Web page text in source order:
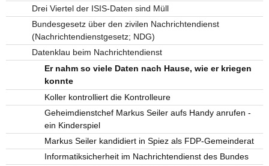
Drei Viertel der ISIS-Daten sind Müll
Bundesgesetz über den zivilen Nachrichtendienst
(Nachrichtendienstgesetz; NDG)
Datenklau beim Nachrichtendienst
Er nahm so viele Daten nach Hause, wie er kriegen
konnte
Koller kontrolliert die Kontrolleure
Geheimdienstchef Markus Seiler aufs Handy anrufen -
ein Kinderspiel
Markus Seiler kandidiert in Spiez als FDP-Gemeinderat
Informatiksicherheit im Nachrichtendienst des Bundes